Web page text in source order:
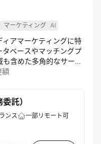
マーケティング AI
アマーケティングに特
ベースやマッチングプ
含めた多角的なサービ
用し、クリエイターの
す。東京・関西・九州
額
託）
ンス
一部リモート可